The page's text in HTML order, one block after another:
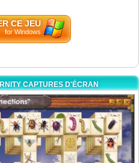
CE JEU
for Windows
CAPTURES D'ÉCRAN